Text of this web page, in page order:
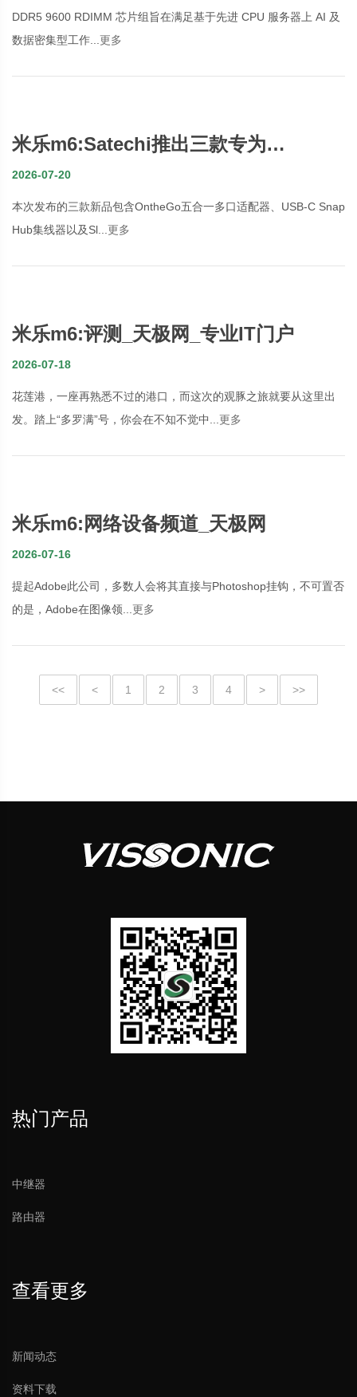
数据中心平台
DDR5 9600 RDIMM 芯片组旨在满足基于先进 CPU 服务器上 AI 及
数据密集型工作... 更多
米乐m6:Satechi推出三款专为
MacBook Neo规划的多色配件 包含扩
展坞与无线鼠标。
2026-07-20
本次发布的三款新品包含OntheGo五合一多口适配器、USB-C Snap
Hub集线器以及Sl... 更多
米乐m6:评测_天极网_专业IT门户
2026-07-18
花莲港，一座再熟悉不过的港口，而这次的观豚之旅就要从这里出
发。踏上“多罗满”号，你会在不知不觉中... 更多
米乐m6:网络设备频道_天极网
2026-07-16
提起Adobe此公司，多数人会将其直接与Photoshop挂钩，不可置否
的是，Adobe在图像领... 更多
<< < 1 2 3 4 > >>
热门产品
中继器
路由器
查看更多
新闻动态
资料下载